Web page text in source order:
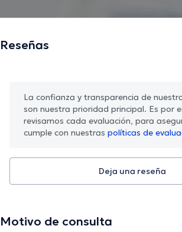
Reseñas
La confianza y transparencia de
son nuestra prioridad principal. Es por
revisamos cada evaluación, para
cumple con nuestras políticas de
Deja una reseña
Motivo de consulta